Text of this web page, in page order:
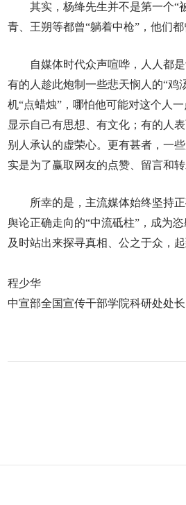
其实，杨绛先生并不是第一个“
青、王朔等都曾“躺着中枪”，他们
自媒体时代众声喧哗，人人都是
有的人趁此炮制一些悲天悯人的“鸡
机“点蜡烛”，哪怕他可能对这个人
显示自己有思想、有文化；有的人
别人承认的虚荣心。更有甚者，一
实是为了赢取网友的点赞、留言和
所幸的是，主流媒体始终坚持正
舆论正确走向的“中流砥柱”，成为
及时站出来探寻真相、公之于众，
程少华
中宣部全国宣传干部学院科研处处长